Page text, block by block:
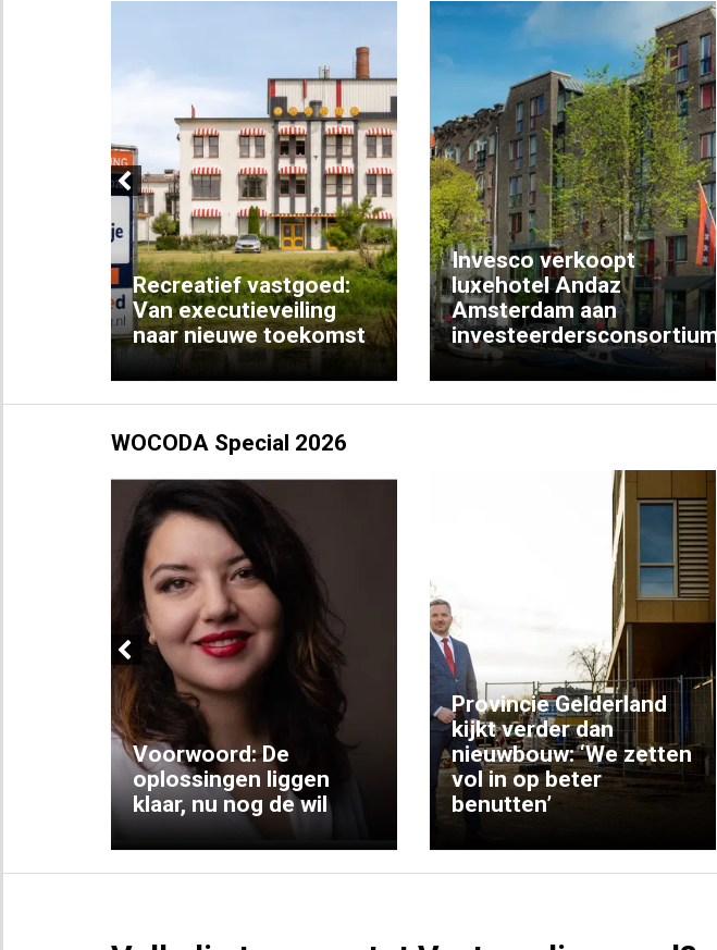
Previous
Recreatief vastgoed:
Van executieveiling
naar nieuwe toekomst
Invesco verkoopt
luxehotel Andaz
Amsterdam aan
investeerdersconsortium
WOCODA Special 2026
Previous
Voorwoord: De
oplossingen liggen
klaar, nu nog de wil
Provincie Gelderland
kijkt verder dan
nieuwbouw: ‘We zetten
vol in op beter
benutten’